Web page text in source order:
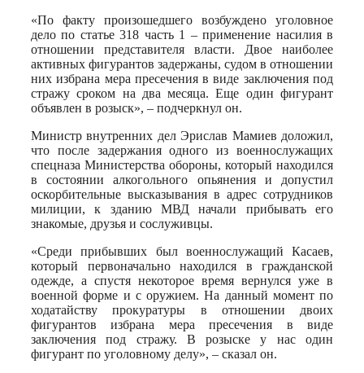
«По факту произошедшего возбуждено уголовное
дело по статье 318 часть 1 – применение насилия в
отношении представителя власти. Двое наиболее
активных фигурантов задержаны, судом в отношении
них избрана мера пресечения в виде заключения под
стражу сроком на два месяца. Еще один фигурант
объявлен в розыск», – подчеркнул он.
Министр внутренних дел Эрислав Мамиев доложил,
что после задержания одного из военнослужащих
спецназа Министерства обороны, который находился
в состоянии алкогольного опьянения и допустил
оскорбительные высказывания в адрес сотрудников
милиции, к зданию МВД начали прибывать его
знакомые, друзья и сослуживцы.
«Среди прибывших был военнослужащий Касаев,
который первоначально находился в гражданской
одежде, а спустя некоторое время вернулся уже в
военной форме и с оружием. На данный момент по
ходатайству прокуратуры в отношении двоих
фигурантов избрана мера пресечения в виде
заключения под стражу. В розыске у нас один
фигурант по уголовному делу», – сказал он.